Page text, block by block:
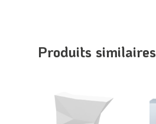
Produits similaires